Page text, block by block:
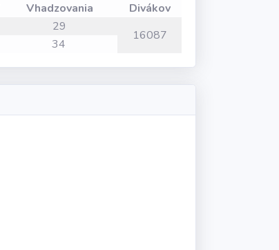
Vhadzovania
Divákov
29
16087
34